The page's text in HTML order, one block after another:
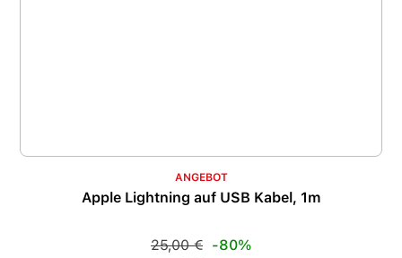
ANGEBOT
Apple Lightning auf USB Kabel, 1m
Verkaufspreis:
Regulärer Preis:
25,00 € -80%